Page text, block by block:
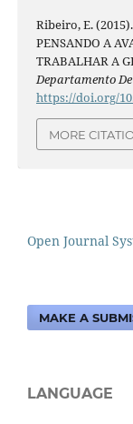
Ribeiro, E.
PENSANDO A
TRABALHAR A
Departamento
https://doi.org/
MORE
Open Journal
MAKE A
LANGUAGE